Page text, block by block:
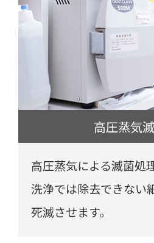
高圧蒸気
高圧蒸気による滅菌処
洗浄では除去できない
死滅させます。